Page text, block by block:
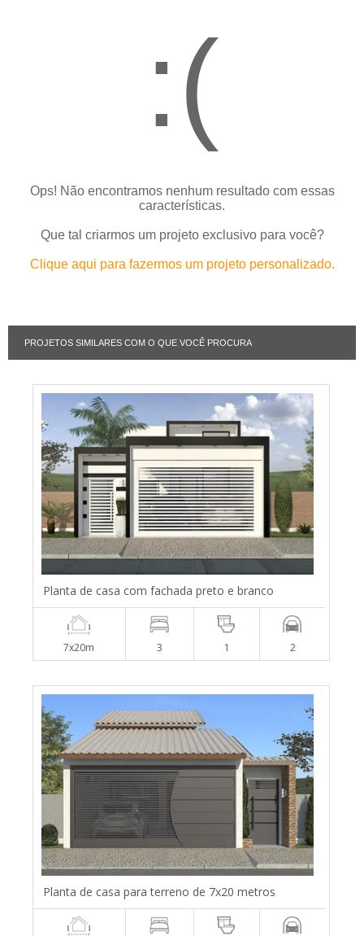
:(
Ops! Não encontramos nenhum resultado com essas
características.
Que tal criarmos um projeto exclusivo para você?
Clique aqui para fazermos um projeto personalizado.
PROJETOS SIMILARES COM O QUE VOCÊ PROCURA
Planta de casa com fachada preto e branco
7x20m 3 1 2
Planta de casa para terreno de 7x20 metros